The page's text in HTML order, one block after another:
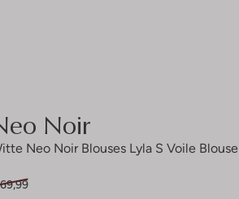
Noir
Neo Noir Blouses Lyla S Voile Blouse